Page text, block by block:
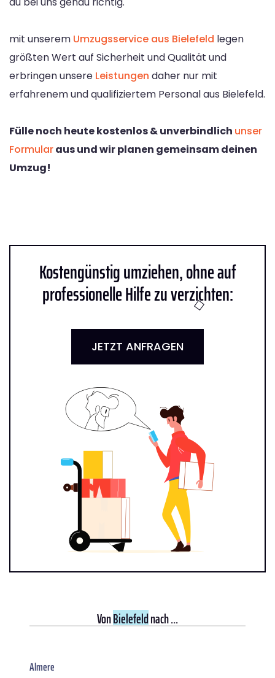
mit unserem Umzugsservice aus Bielefeld legen
größten Wert auf Sicherheit und Qualität und
erbringen unsere Leistungen daher nur mit
erfahrenem und qualifiziertem Personal aus Bielefeld.
Fülle noch heute kostenlos & unverbindlich unser
Formularaus und wir planen gemeinsam deinen
Umzug!
Kostengünstig umziehen, ohne auf
professionelle Hilfe zu verzichten:
JETZT ANFRAGEN
VonBielefeldnach ...
Almere